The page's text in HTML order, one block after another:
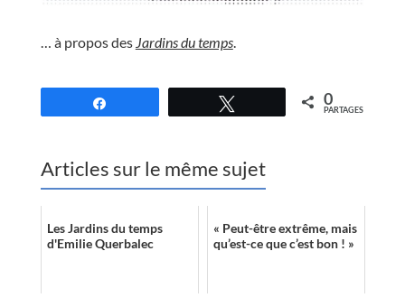
… à propos des Jardins du temps.
0
PARTAGES
Articles sur le même sujet
Les Jardins du temps
d'Emilie Querbalec
« Peut-être extrême, mais
qu’est-ce que c’est bon ! »